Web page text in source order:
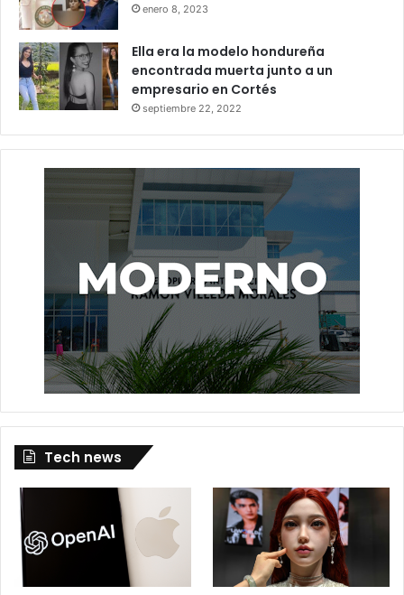
enero 8, 2023
Ella era la modelo hondureña
encontrada muerta junto a un
empresario en Cortés
septiembre 22, 2022
Tech news